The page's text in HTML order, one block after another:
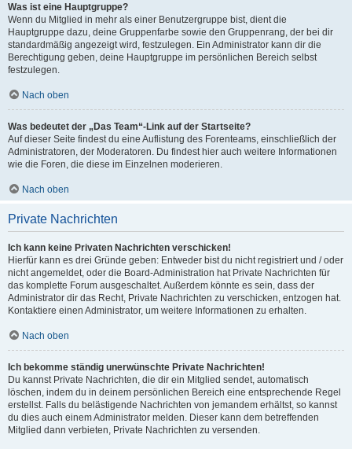
Was ist eine Hauptgruppe?
Wenn du Mitglied in mehr als einer Benutzergruppe bist, dient die
Hauptgruppe dazu, deine Gruppenfarbe sowie den Gruppenrang, der bei dir
standardmäßig angezeigt wird, festzulegen. Ein Administrator kann dir die
Berechtigung geben, deine Hauptgruppe im persönlichen Bereich selbst
festzulegen.
Nach oben
Was bedeutet der „Das Team“-Link auf der Startseite?
Auf dieser Seite findest du eine Auflistung des Forenteams, einschließlich der
Administratoren, der Moderatoren. Du findest hier auch weitere Informationen
wie die Foren, die diese im Einzelnen moderieren.
Nach oben
Private Nachrichten
Ich kann keine Privaten Nachrichten verschicken!
Hierfür kann es drei Gründe geben: Entweder bist du nicht registriert und / oder
nicht angemeldet, oder die Board-Administration hat Private Nachrichten für
das komplette Forum ausgeschaltet. Außerdem könnte es sein, dass der
Administrator dir das Recht, Private Nachrichten zu verschicken, entzogen hat.
Kontaktiere einen Administrator, um weitere Informationen zu erhalten.
Nach oben
Ich bekomme ständig unerwünschte Private Nachrichten!
Du kannst Private Nachrichten, die dir ein Mitglied sendet, automatisch
löschen, indem du in deinem persönlichen Bereich eine entsprechende Regel
erstellst. Falls du belästigende Nachrichten von jemandem erhältst, so kannst
du dies auch einem Administrator melden. Dieser kann dem betreffenden
Mitglied dann verbieten, Private Nachrichten zu versenden.